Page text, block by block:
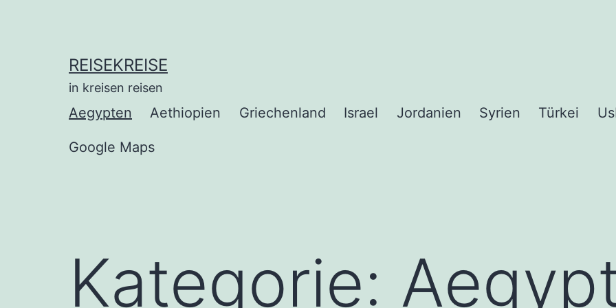
REISEKREISE
in kreisen reisen
Aegypten Aethiopien Griechenland Israel Jordanien Syrien Türkei
Google Maps
Kategorie: